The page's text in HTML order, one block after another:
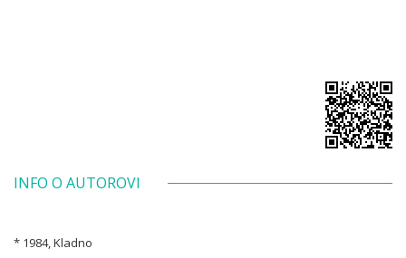
INFO O AUTOROVI
* 1984, Kladno